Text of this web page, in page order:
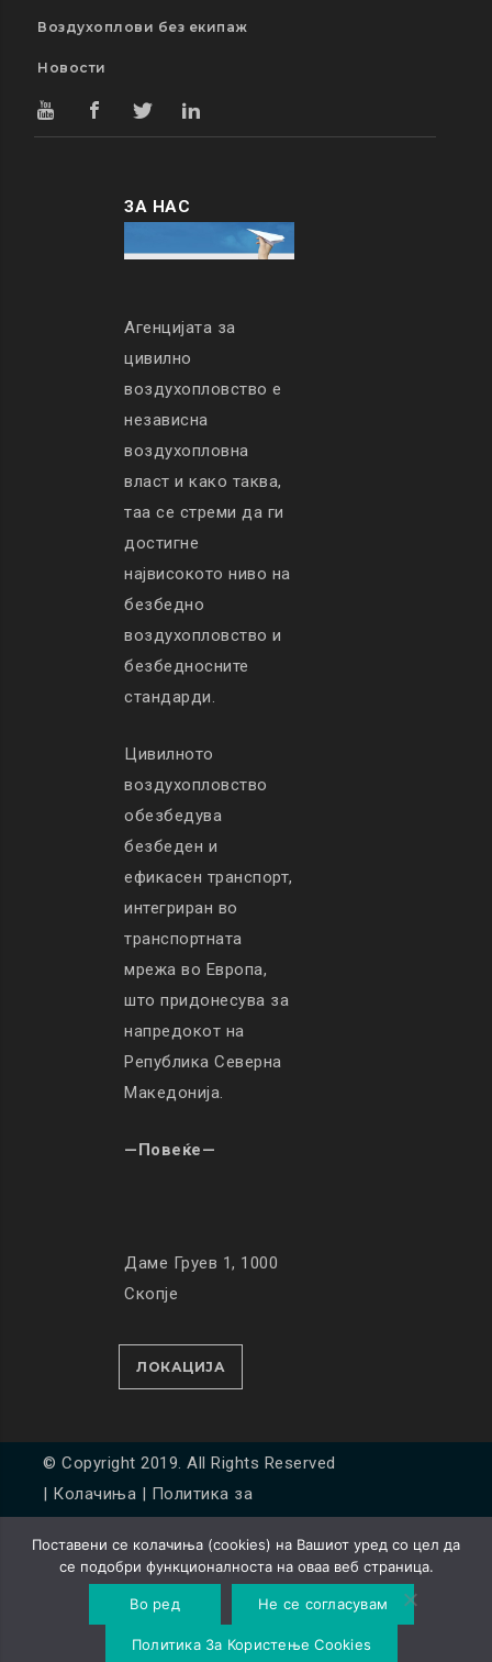
Воздухоплови без екипаж
Новости
ЗА НАС
Агенцијата за
цивилно
воздухопловство е
независна
воздухопловна
власт и како таква,
таа се стреми да ги
достигне
највисокото ниво на
безбедно
воздухопловство и
безбедносните
стандарди.
Цивилното
воздухопловство
обезбедува
безбеден и
ефикасен транспорт,
интегриран во
транспортната
мрежа во Европа,
што придонесува за
напредокот на
Република Северна
Македонија.
—Повеќе—
Даме Груев 1, 1000
Скопје
ЛОКАЦИЈА
© Copyright 2019. All Rights Reserved
| Колачиња | Политика за
Developed byUnet
Поставени се колачиња (cookies) на Вашиот уред со цел да
се подобри функционалноста на оваа веб страница.
Во ред Не се согласувам
Политика За Користење Cookies